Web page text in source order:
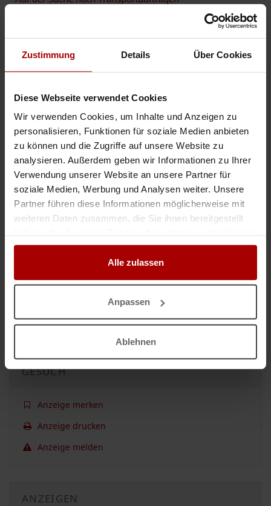
Zustimmung Details Über Cookies
Diese Webseite verwendet Cookies
Wir verwenden Cookies, um Inhalte und Anzeigen zu
personalisieren, Funktionen für soziale Medien anbieten
zu können und die Zugriffe auf unsere Website zu
analysieren. Außerdem geben wir Informationen zu Ihrer
Verwendung unserer Website an unsere Partner für
soziale Medien, Werbung und Analysen weiter. Unsere
Partner führen diese Informationen möglicherweise mit
weiteren Daten zusammen, die Sie ihnen bereitgestellt
gesammelt haben.
Alle zulassen
Anpassen
Ablehnen
Sehr geehrte Damen und Herren, bin auf der Suche nach Speditions-
Transportauftraggeber. Ich verfüge über einen Mercedes Sprinter
Gesuchin 67435, Neustadt 29.07.2026
Tägliche Transport (Stückgut, Möbelmontag und sonstige) und Umzug in
der ganzen Schweiz und Europa für Privat und Geschäftskunden. ..
Gesuchin Schweiz
Kühltransport/Frischelogistik bis 700kg
Zuverlässige Kühl- & Tiefkühltransporte (ATP FRCX zertifiziert) Biete
professionelle und temperaturgeführte Transportdienstleistungen für
empfindliche Fracht (Tiefkühlkost, Lebensmittel, Pharma, Fr ..
Nicht das passende Gesuch?
Dann lassen Sie sichkostenlosvon Unternehmen finden:
Jetzt einen Auftrag vergeben.
GESUCH
Anzeige merken
Anzeige drucken
Anzeige melden
ANZEIGEN